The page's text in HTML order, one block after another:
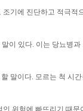
조기에 진단하고 적극적
이 있다. 이는 당뇨병
말이다. 모르는 척 시
위험에 빠뜨리기 때문